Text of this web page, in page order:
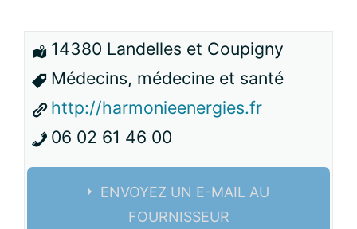
14380 Landelles et Coupigny
Médecins, médecine et santé
http://harmonieenergies.fr
06 02 61 46 00
ENVOYEZ UN E-MAIL AU
FOURNISSEUR